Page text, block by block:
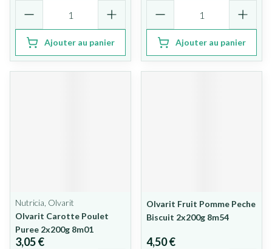
Ajouter au panier Ajouter au panier
Nutricia, Olvarit
Olvarit Carotte Poulet
Puree 2x200g 8m01
3,05 €
Olvarit Fruit Pomme Peche
Biscuit 2x200g 8m54
4,50 €